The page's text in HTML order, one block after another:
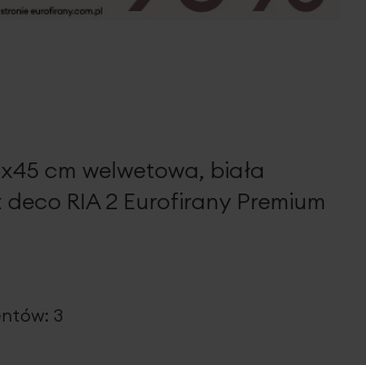
cm welwetowa, biała
RIA 2 Eurofirany Premium
3